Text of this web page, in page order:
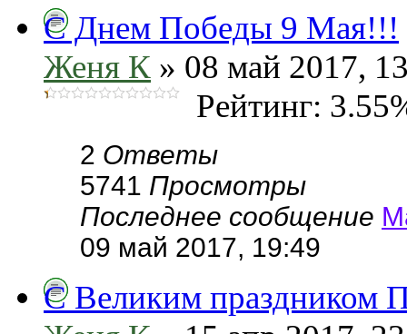
С Днем Победы 9 Мая!!!
Женя К » 08 май 2017,
Рейтинг:
2 Ответы
5741 Просмотры
Последнее сообщение
09 май 2017, 19:49
С Великим праздником